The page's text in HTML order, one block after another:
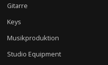
Gitarre
Keys
Musikproduktion
Studio Equipment